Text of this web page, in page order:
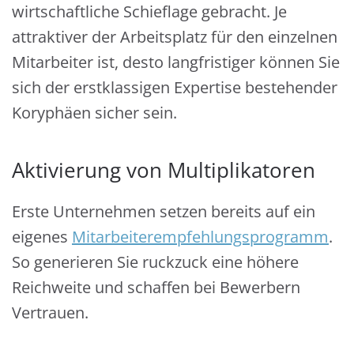
wirtschaftliche Schieflage gebracht. Je
attraktiver der Arbeitsplatz für den einzelnen
Mitarbeiter ist, desto langfristiger können Sie
sich der erstklassigen Expertise bestehender
Koryphäen sicher sein.
Aktivierung von Multiplikatoren
Erste Unternehmen setzen bereits auf ein
eigenes Mitarbeiterempfehlungsprogramm.
So generieren Sie ruckzuck eine höhere
Reichweite und schaffen bei Bewerbern
Vertrauen.